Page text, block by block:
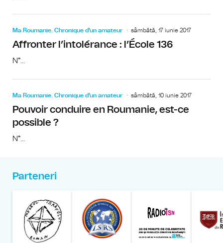
Ma Roumanie. Chronique d'un amateur sâmbătă, 17 iunie 2017
Affronter l’intolérance : l’École 136
N°...
Ma Roumanie. Chronique d'un amateur sâmbătă, 10 iunie 2017
Pouvoir conduire en Roumanie, est-ce
possible ?
N°...
Parteneri